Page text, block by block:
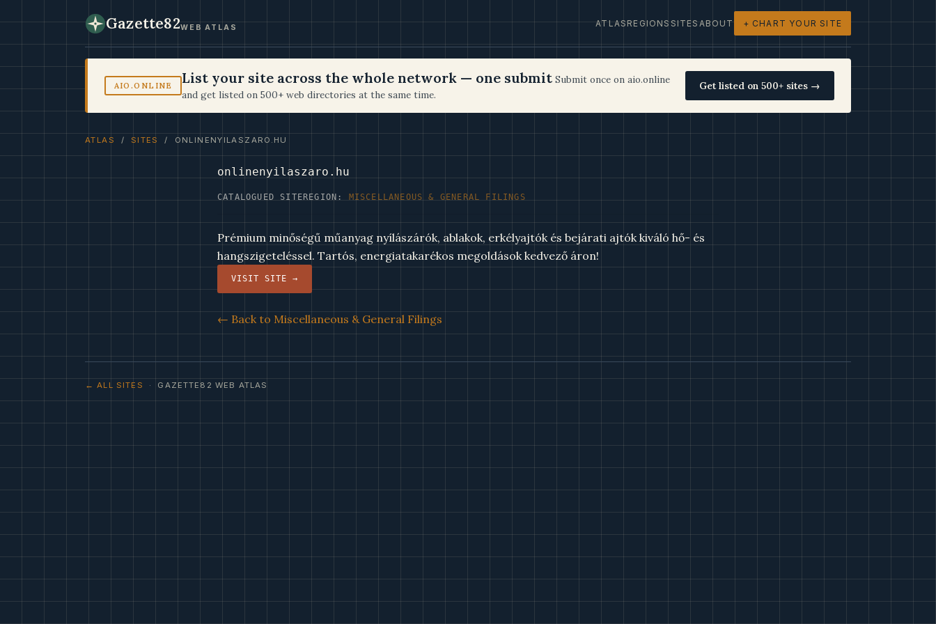
Gazette82WEB ATLAS ATLASREGIONSSITESABOUT + CHART YOUR SITE
AIO.ONLINE List your site across the whole network — one submit Submit once on aio.online
and get listed on 500+ web directories at the same time.
Get listed on 500+ sites →
ATLAS / SITES / ONLINENYILASZARO.HU
onlinenyilaszaro.hu
CATALOGUED SITE REGION: MISCELLANEOUS & GENERAL FILINGS
Prémium minőségű műanyag nyílászárók, ablakok, erkélyajtók és bejárati ajtók kiváló hő- és
hangszigeteléssel. Tartós, energiatakarékos megoldások kedvező áron!
VISIT SITE →
← Back to Miscellaneous & General Filings
← ALL SITES · GAZETTE82 WEB ATLAS